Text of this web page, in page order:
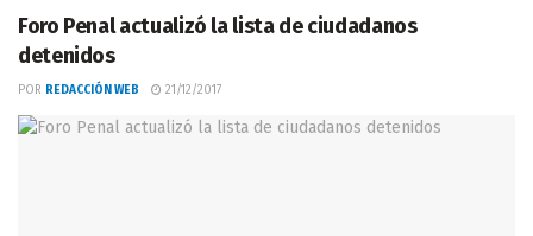
Foro Penal actualizó la lista de ciudadanos
detenidos
POR REDACCIÓN WEB 21/12/2017